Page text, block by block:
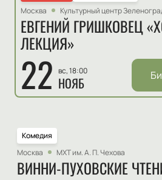
Москва
Культурный центр
ЕВГЕНИЙ ГРИШКОВЕЦ
ЛЕКЦИЯ»
22 вс, 18:00
НОЯБ
Комедия
Москва
МХТ им. А. П. Чехова
ВИННИ-ПУХОВСКИЕ